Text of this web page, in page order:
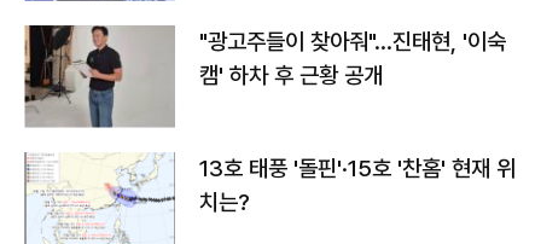
"광고주들이 찾아줘"…진태현, '이숙
캠' 하차 후 근황 공개
13호 태풍 '돌핀'·15호 '찬홈' 현재 위
치는?